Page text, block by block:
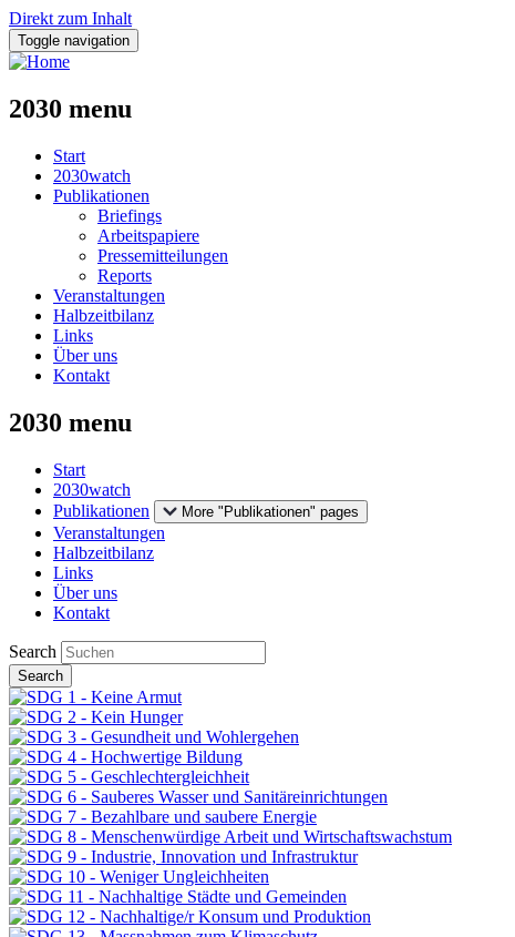
Direkt zum Inhalt
Toggle navigation
2030 menu
Start
2030watch
Publikationen
Briefings
Arbeitspapiere
Pressemitteilungen
Reports
Veranstaltungen
Halbzeitbilanz
Links
Über uns
Kontakt
2030 menu
Start
2030watch
Publikationen
More "Publikationen" pages
Veranstaltungen
Halbzeitbilanz
Links
Über uns
Kontakt
Search